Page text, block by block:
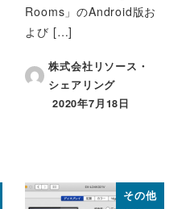
Rooms」のAndroid版お
よび […]
株式会社リソース・
シェアリング
投稿日
2020年7月18日
その他